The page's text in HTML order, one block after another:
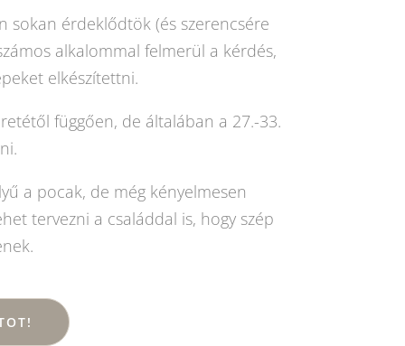
sokan érdeklődtök (és szerencsére
alkalommal felmerül a kérdés,
elkészítettni.
függően, de általában a 27.-33.
a pocak, de még kényelmesen
tervezni a családdal is, hogy szép